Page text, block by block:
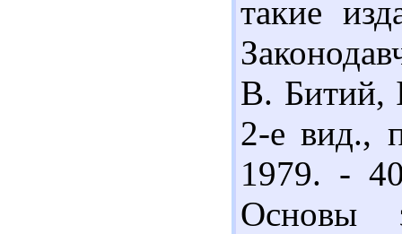
такие
В. Битий,
2-е вид.,
1979. -
Основы